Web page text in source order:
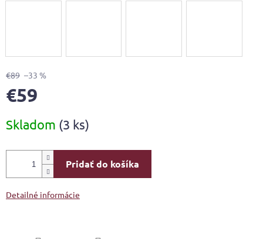
€89 –33 %
€59
cena:
Skladom (3 ks)
Pridať do košíka
Detailné informácie